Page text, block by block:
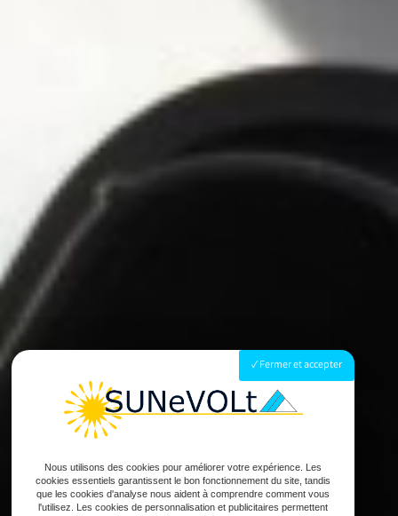
Fermer et accepter
Nous utilisons des cookies pour améliorer votre expérience. Les
cookies essentiels garantissent le bon fonctionnement du site, tandis
que les cookies d'analyse nous aident à comprendre comment vous
l'utilisez. Les cookies de personnalisation et publicitaires permettent